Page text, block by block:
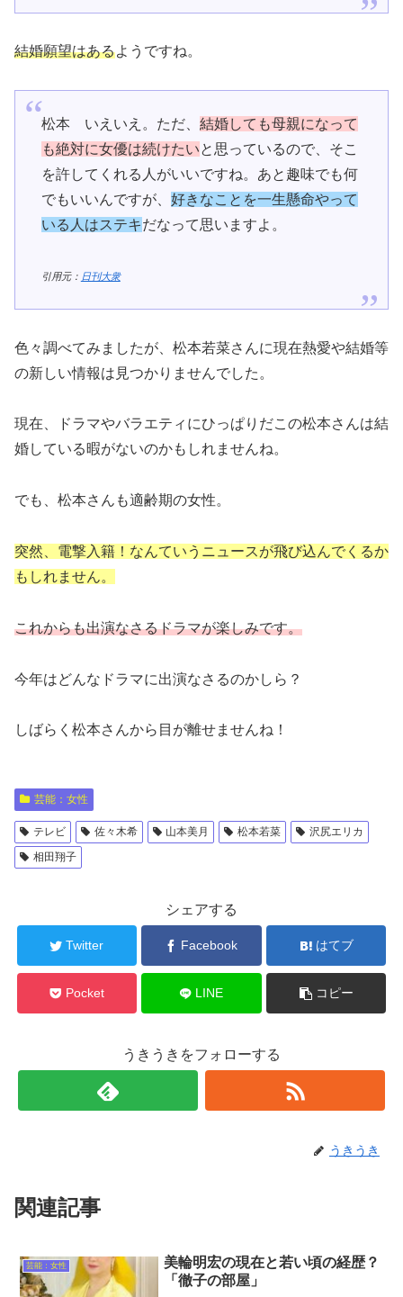
結婚願望はあるようですね。
松本 いえいえ。ただ、 結婚しても母親になって
も絶対に女優は続けたいと思っているので、そこ
を許してくれる人がいいですね。あと趣味でも何
でもいいんですが、 好きなことを一生懸命やって
いる人はステキだなって思いますよ。
引用元： 日刊大衆
色々調べてみましたが、松本若菜さんに現在熱愛や結婚等
の新しい情報は見つかりませんでした。
現在、ドラマやバラエティにひっぱりだこの松本さんは結
婚している暇がないのかもしれませんね。
でも、松本さんも適齢期の女性。
突然、電撃入籍！なんていうニュースが飛び込んでくるか
もしれません。
これからも出演なさるドラマが楽しみです。
今年はどんなドラマに出演なさるのかしら？
しばらく松本さんから目が離せませんね！
芸能：女性
テレビ 佐々木希 山本美月 松本若菜
沢尻エリカ
相田翔子
シェアする
Twitter Facebook はてブ
Pocket LINE コピー
うきうきをフォローする
うきうき
関連記事
芸能：女性
美輪明宏の現在と若い頃の経歴？
「徹子の部屋」